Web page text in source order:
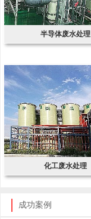
半导体废水处理
化工废水处理
成功案例